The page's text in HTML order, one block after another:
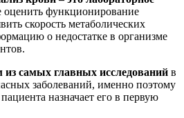
оценить функционирование
скорость метаболических
о недостатке в организме
из самых главных исследований в
заболеваний, именно поэтому
назначает его в первую